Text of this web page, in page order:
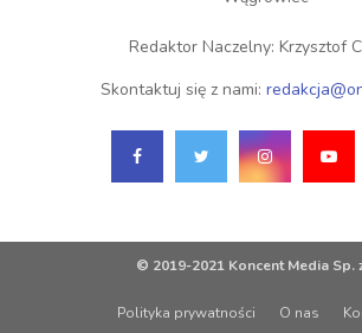
Redaktor Naczelny: Krzysztof
Skontaktuj się z nami:
© 2019-2021 Koncent Media Sp.
Polityka prywatności O nas